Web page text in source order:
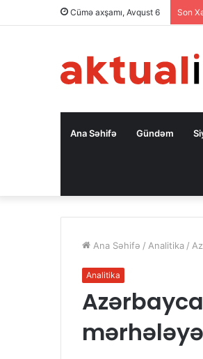
Cümə axşamı, Avqust 6 Son
Ana Səhifə Gündəm
Ana Səhifə / Analitika /
Analitika